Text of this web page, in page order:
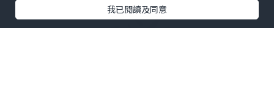
我已閱讀及同意